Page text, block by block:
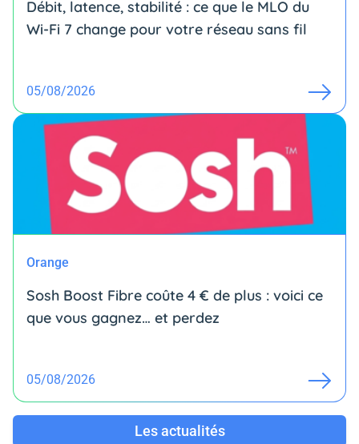
Débit, latence, stabilité : ce que le MLO du
Wi-Fi 7 change pour votre réseau sans fil
05/08/2026
Orange
Sosh Boost Fibre coûte 4 € de plus : voici ce
que vous gagnez… et perdez
05/08/2026
Les actualités